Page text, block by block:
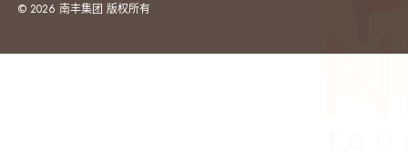
© 2026 南丰集团 版权所有